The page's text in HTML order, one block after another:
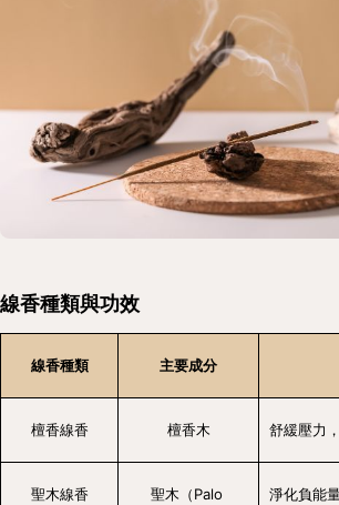
線香種類與功效
線香種類 主要成分
檀香線香 檀香木 舒緩壓力
聖木線香
聖木（Palo
淨化負能